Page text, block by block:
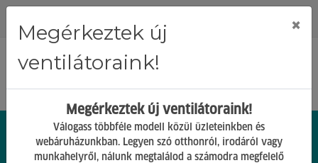
Megérkeztek új
ventilátoraink!
×
Megérkeztek új ventilátoraink!
Válogass többféle modell közül üzleteinkben és
webáruházunkban. Legyen szó otthonról, irodáról vagy
munkahelyről, nálunk megtalálod a számodra megfelelő